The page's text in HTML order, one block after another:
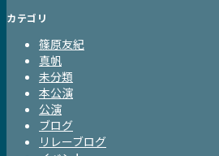
カテゴリ
篠原友紀
真帆
未分類
本公演
公演
ブログ
リレーブログ